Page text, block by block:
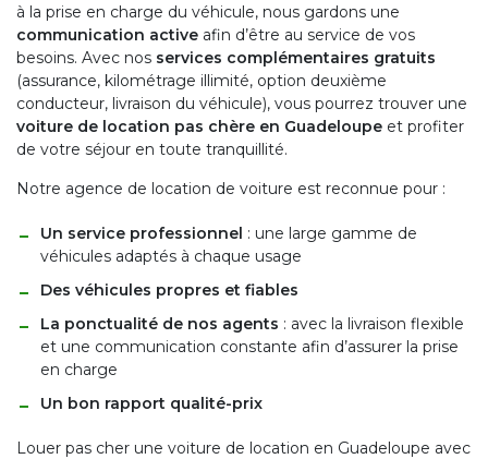
à la prise en charge du véhicule, nous gardons une
communication active afin d’être au service de vos
besoins. Avec nos services complémentaires gratuits
(assurance, kilométrage illimité, option deuxième
conducteur, livraison du véhicule), vous pourrez trouver une
voiture de location pas chère en Guadeloupe et profiter
de votre séjour en toute tranquillité.
Notre agence de location de voiture est reconnue pour :
Un service professionnel : une large gamme de
véhicules adaptés à chaque usage
Des véhicules propres et fiables
La ponctualité de nos agents : avec la livraison flexible
et une communication constante afin d’assurer la prise
en charge
Un bon rapport qualité-prix
Louer pas cher une voiture de location en Guadeloupe avec